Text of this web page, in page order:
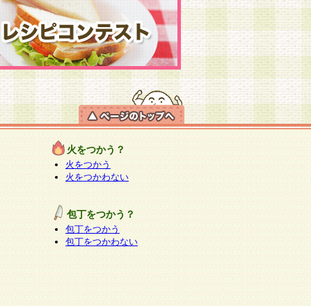
火をつかう？
火をつかう
火をつかわない
包丁をつかう？
包丁をつかう
包丁をつかわない